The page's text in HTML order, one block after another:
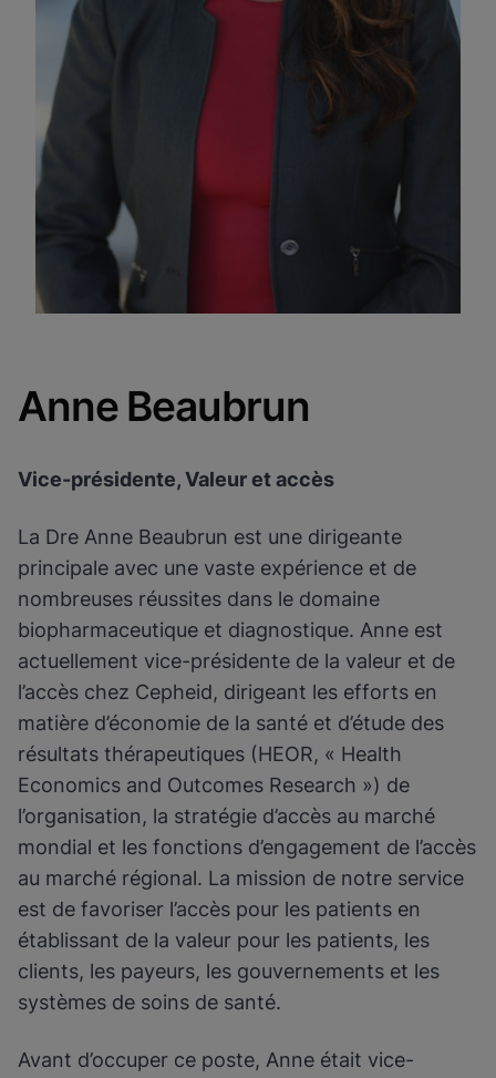
Anne Beaubrun
Vice-présidente, Valeur et accès
La Dre Anne Beaubrun est une dirigeante
principale avec une vaste expérience et de
nombreuses réussites dans le domaine
biopharmaceutique et diagnostique. Anne est
actuellement vice-présidente de la valeur et de
l’accès chez Cepheid, dirigeant les efforts en
matière d’économie de la santé et d’étude des
résultats thérapeutiques (HEOR, « Health
Economics and Outcomes Research ») de
l’organisation, la stratégie d’accès au marché
mondial et les fonctions d’engagement de l’accès
au marché régional. La mission de notre service
est de favoriser l’accès pour les patients en
établissant de la valeur pour les patients, les
clients, les payeurs, les gouvernements et les
systèmes de soins de santé.
Avant d’occuper ce poste, Anne était vice-